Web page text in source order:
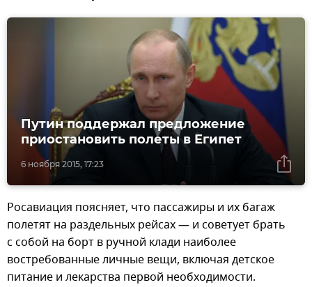
6 ноября 2015, 17:23
Путин поддержал предложение
приостановить полеты в Египет
Росавиация поясняет, что пассажиры и их багаж
полетят на раздельных рейсах — и советует брать
с собой на борт в ручной клади наиболее
востребованные личные вещи, включая детское
питание и лекарства первой необходимости.